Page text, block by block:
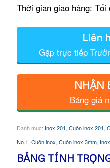
Thời gian giao hàng: Tối
Liên
Gặp trực tiếp
NHẬN
Bảng giá
Danh mục: Inox 201 Cuộn inox 201
No.1 Cuộn inox Cuộn inox 3mm,
BẢNG TÍNH